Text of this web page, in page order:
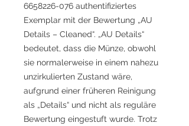
6658226-076 authentifiziertes
Exemplar mit der Bewertung „AU
Details – Cleaned“. „AU Details“
bedeutet, dass die Münze, obwohl
sie normalerweise in einem nahezu
unzirkulierten Zustand wäre,
aufgrund einer früheren Reinigung
als „Details“ und nicht als reguläre
Bewertung eingestuft wurde. Trotz